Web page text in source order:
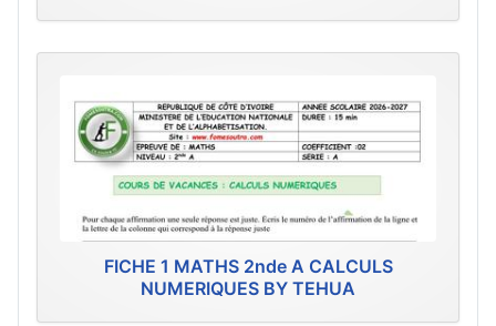
FICHE 1 MATHS 2nde A CALCULS
NUMERIQUES BY TEHUA